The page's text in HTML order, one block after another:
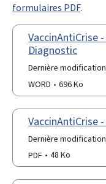
formulaires PDF.
VaccinAntiCrise
Diagnostic
Dernière modification
WORD
696 Ko
VaccinAntiCrise
Dernière modification
PDF
48 Ko